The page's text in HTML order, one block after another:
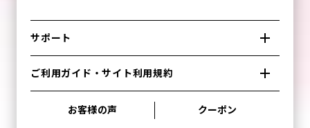
サポート
ご利用ガイド・サイト利用規約
お客様の声 クーポン